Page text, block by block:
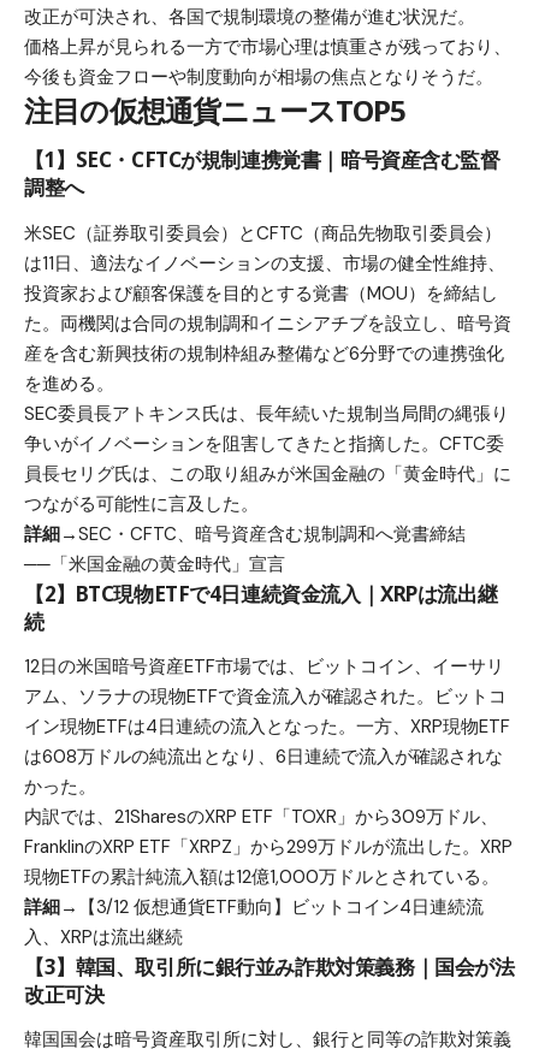
改正が可決され、各国で規制環境の整備が進む状況だ。
価格上昇が見られる一方で市場心理は慎重さが残っており、
今後も資金フローや制度動向が相場の焦点となりそうだ。
注目の仮想通貨ニュースTOP5
【1】SEC・CFTCが規制連携覚書｜暗号資産含む監督
調整へ
米SEC（証券取引委員会）とCFTC（商品先物取引委員会）
は11日、適法なイノベーションの支援、市場の健全性維持、
投資家および顧客保護を目的とする覚書（MOU）を締結し
た。両機関は合同の規制調和イニシアチブを設立し、暗号資
産を含む新興技術の規制枠組み整備など6分野での連携強化
を進める。
SEC委員長アトキンス氏は、長年続いた規制当局間の縄張り
争いがイノベーションを阻害してきたと指摘した。CFTC委
員長セリグ氏は、この取り組みが米国金融の「黄金時代」に
つながる可能性に言及した。
詳細→SEC・CFTC、暗号資産含む規制調和へ覚書締結
──「米国金融の黄金時代」宣言
【2】BTC現物ETFで4日連続資金流入｜XRPは流出継
続
12日の米国暗号資産ETF市場では、ビットコイン、イーサリ
アム、ソラナの現物ETFで資金流入が確認された。ビットコ
イン現物ETFは4日連続の流入となった。一方、XRP現物ETF
は608万ドルの純流出となり、6日連続で流入が確認されな
かった。
内訳では、21SharesのXRP ETF「TOXR」から309万ドル、
FranklinのXRP ETF「XRPZ」から299万ドルが流出した。XRP
現物ETFの累計純流入額は12億1,000万ドルとされている。
詳細→ 【3/12 仮想通貨ETF動向】ビットコイン4日連続流
入、XRPは流出継続
【3】韓国、取引所に銀行並み詐欺対策義務｜国会が法
改正可決
韓国国会は暗号資産取引所に対し、銀行と同等の詐欺対策義